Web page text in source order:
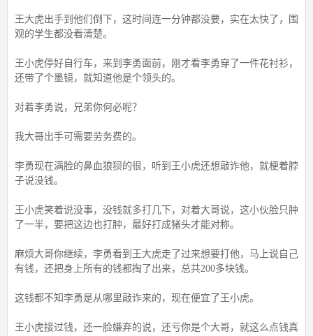
王大虎出手到他们倒下，这时间连一分钟都没要，实在太快了，围
观的学生都没看清楚。
王小虎停好自行车，来到李勇面前，刚才看李勇穿了一件花衬衫，
还带了个墨镜，就知道他是个领头的。
对着李勇说，兄弟你何必呢？
我大哥出手可需要劳务费的。
李勇现在满脸的鼻血狼狈的很，听到王小虎还想敲诈他，就梗着脖
子说没钱。
王小虎笑着说没事，没钱就多打几下，对着大哥说，这小伙脸只肿
了一半，要把这边也打肿，最好打成猪头才能对称。
麻烦大哥你继续，李勇看到王大虎走了过来想要打他，马上说自己
有钱，还把身上所有的钱都掏了出来，总共200多块钱。
这钱都不知李勇是从哪里敲诈来的，现在便宜了王小虎。
王小虎接过钱，还一脸嫌弃的说，还亏你是个大哥，就这么点钱真